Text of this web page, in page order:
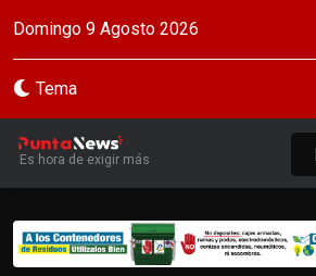
Domingo 9 Agosto 2026
Tema
Es hora de exigir más